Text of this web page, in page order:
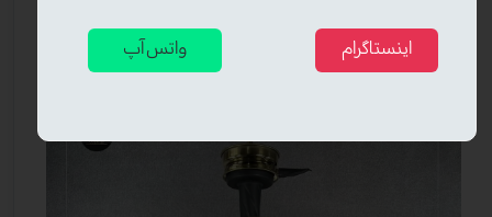
واتس آپ اینستاگرام